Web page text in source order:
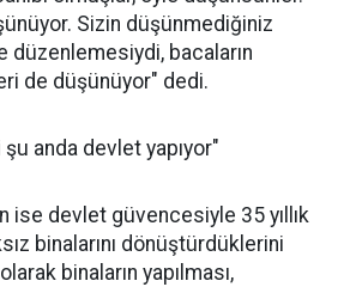
Sizin düşünmediğiniz
düzenlemesiydi, bacaların
de düşünüyor" dedi.
anda devlet yapıyor"
ise devlet güvencesiyle 35 yıllık
binalarını dönüştürdüklerini
binaların yapılması,